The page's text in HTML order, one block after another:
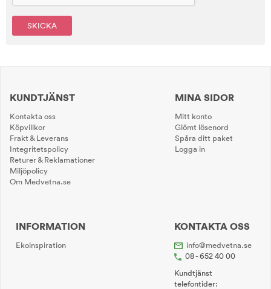
SKICKA
KUNDTJÄNST
Kontakta oss
Köpvillkor
Frakt & Leverans
Integritetspolicy
Returer & Reklamationer
Miljöpolicy
Om Medvetna.se
MINA SIDOR
Mitt konto
Glömt lösenord
Spåra ditt paket
Logga in
INFORMATION
Ekoinspiration
KONTAKTA OSS
info@medvetna.se
08 - 652 40 00
Kundtjänst
telefontider: